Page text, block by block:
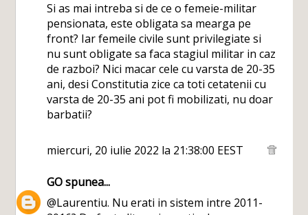
Si as mai intreba si de ce o femeie-militar
pensionata, este obligata sa mearga pe
front? Iar femeile civile sunt privilegiate si
nu sunt obligate sa faca stagiul militar in caz
de razboi? Nici macar cele cu varsta de 20-35
ani, desi Constitutia zice ca toti cetatenii cu
varsta de 20-35 ani pot fi mobilizati, nu doar
barbatii?
miercuri, 20 iulie 2022 la 21:38:00 EEST
GOspunea...
@Laurentiu. Nu erati in sistem intre 2011-